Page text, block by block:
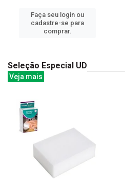
Faça seu login ou
cadastre-se para
comprar.
Seleção Especial UD
Veja mais